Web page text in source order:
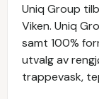
Uniq Group
Viken. Uniq
samt 100%
utvalg av
trappevask,